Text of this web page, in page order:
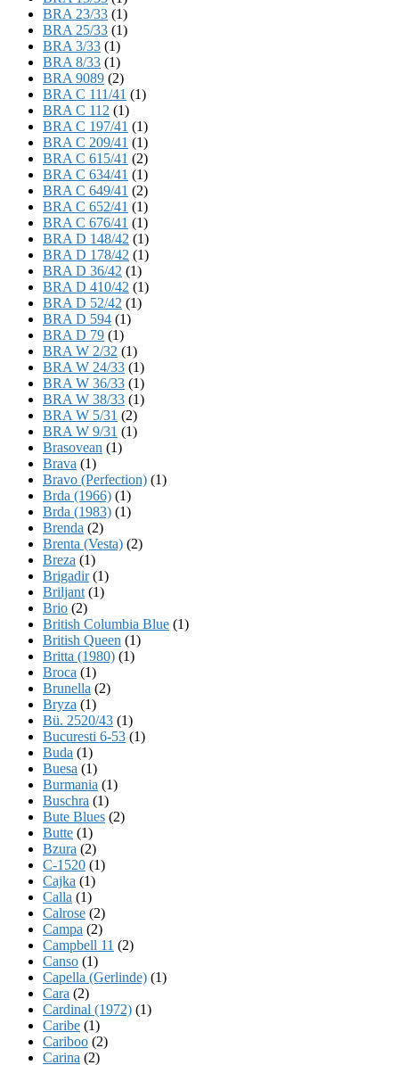
BRA 23/33 (1)
BRA 25/33 (1)
BRA 3/33 (1)
BRA 8/33 (1)
BRA 9089 (2)
BRA C 111/41 (1)
BRA C 112 (1)
BRA C 197/41 (1)
BRA C 209/41 (1)
BRA C 615/41 (2)
BRA C 634/41 (1)
BRA C 649/41 (2)
BRA C 652/41 (1)
BRA C 676/41 (1)
BRA D 148/42 (1)
BRA D 178/42 (1)
BRA D 36/42 (1)
BRA D 410/42 (1)
BRA D 52/42 (1)
BRA D 594 (1)
BRA D 79 (1)
BRA W 2/32 (1)
BRA W 24/33 (1)
BRA W 36/33 (1)
BRA W 38/33 (1)
BRA W 5/31 (2)
BRA W 9/31 (1)
Brasovean (1)
Brava (1)
Bravo (Perfection) (1)
Brda (1966) (1)
Brda (1983) (1)
Brenda (2)
Brenta (Vesta) (2)
Breza (1)
Brigadir(1)
Briljant (1)
Brio (2)
British Columbia Blue (1)
British Queen (1)
Britta (1980) (1)
Broca (1)
Brunella (2)
Bryza (1)
Bü. 2520/43 (1)
Bucuresti 6-53 (1)
Buda (1)
Buesa (1)
Burmania (1)
Buschra (1)
Bute Blues (2)
Butte (1)
Bzura (2)
C-1520 (1)
Cajka (1)
Calla (1)
Calrose (2)
Campa (2)
Campbell 11 (2)
Canso (1)
Capella (Gerlinde) (1)
Cara (2)
Cardinal (1972) (1)
Caribe (1)
Cariboo (2)
Carina (2)